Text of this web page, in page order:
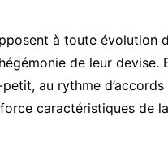
à toute évolution
de leur devise.
au rythme
caractéristiques de la